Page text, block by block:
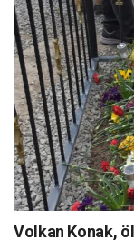
Volkan Konak,